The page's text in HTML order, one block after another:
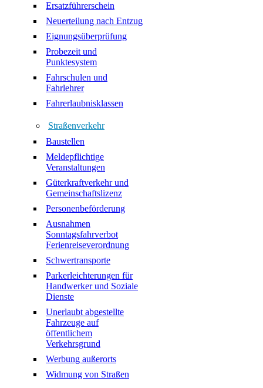
Ersatzführerschein
Neuerteilung nach Entzug
Eignungsüberprüfung
Probezeit und
Punktesystem
Fahrschulen und
Fahrlehrer
Fahrerlaubnisklassen
Straßenverkehr
Baustellen
Meldepflichtige
Veranstaltungen
Güterkraftverkehr und
Gemeinschaftslizenz
Personenbeförderung
Ausnahmen
Sonntagsfahrverbot
Ferienreiseverordnung
Schwertransporte
Parkerleichterungen für
Handwerker und Soziale
Dienste
Unerlaubt abgestellte
Fahrzeuge auf
öffentlichem
Verkehrsgrund
Werbung außerorts
Widmung von Straßen